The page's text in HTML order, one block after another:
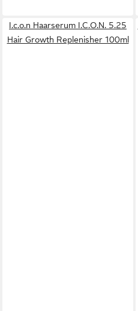
I.c.o.n Haarserum I.C.O.N. 5.25
Hair Growth Replenisher 100ml